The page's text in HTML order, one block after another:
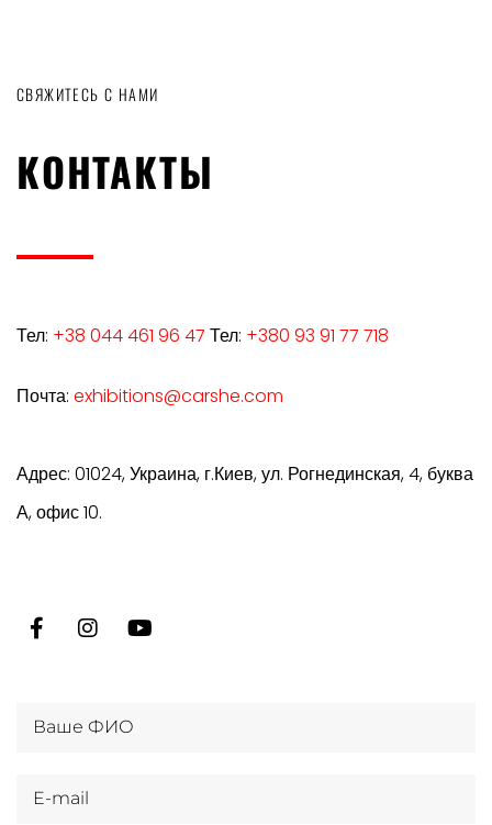
СВЯЖИТЕСЬ С НАМИ
КОНТАКТЫ
Тел: +38 044 461 96 47 Тел: +380 93 91 77 718
Почта: exhibitions@carshe.com
Адрес: 01024, Украина, г.Киев, ул. Рогнединская, 4, буква
А, офис 10.